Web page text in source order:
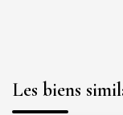
Les biens